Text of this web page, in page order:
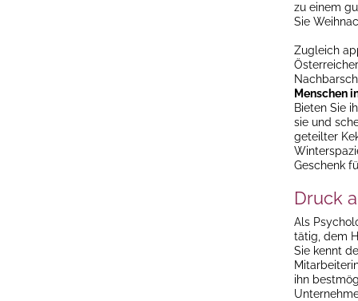
zu einem
Sie
Zugleich
Menschen
Bieten Sie
sie und
geteilter
Geschenk
Druck
Als
tätig, dem
Sie kennt
ihn